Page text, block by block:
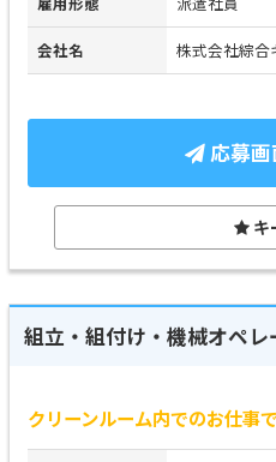
会社名 株式会社綜合
応募
キ
組立・組付け・機械オペレ
クリーンルーム内でのお仕事